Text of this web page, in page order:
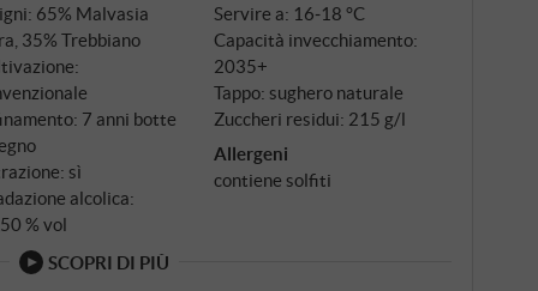
È un grande Vin Santo e, sebbene abbia più di
è sorprendentemente leggero, rinfrescante e
65% Malvasia
35% Trebbiano
7 anni botte
sì
alcolica:
% vol
Servire a: 16‑18 °C
Capacità invecchiamento:
2035+
Tappo: sughero naturale
Zuccheri residui: 215 g/l
Allergeni
contiene solfiti
SCOPRI DI PIÙ